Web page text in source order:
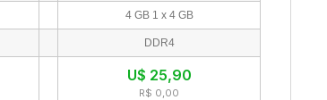
4 GB 1 x 4 GB
DDR4
U$ 25,90
R$ 0,00